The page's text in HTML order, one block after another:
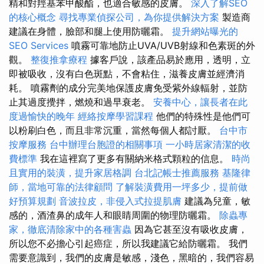
精和對羥基苯甲酸酯，也適合敏感的皮膚。 深入了解SEO
的核心概念 尋找專業偵探公司，為你提供解決方案 製造商
建議在身體，臉部和腿上使用防曬霜。 提升網站曝光的
SEO Services 噴霧可靠地防止UVA/UVB射線和色素斑的外
觀。 整復推拿療程 據客戶說，該產品易於應用，透明，立
即被吸收，沒有白色斑點，不會粘住，滋養皮膚並經濟消
耗。 噴霧劑的成分完美地保護皮膚免受紫外線輻射，並防
止其過度攪拌，燃燒和過早衰老。 安養中心，讓長者在此
度過愉快的晚年 經絡按摩學習課程 他們的特殊性是他們可
以粉刷白色，而且非常沉重，當然每個人都討厭。 台中市
按摩服務 台中辦理台胞證的相關事項 一小時居家清潔的收
費標準 我在這裡寫了更多有關納米格式顆粒的信息。 時尚
且實用的裝潢，提升家居格調 台北記帳士推薦服務 基隆律
師，當地可靠的法律顧問 了解裝潢費用一坪多少，提前做
好預算規劃 音波拉皮，非侵入式拉提肌膚 建議為兒童，敏
感的，酒渣鼻的成年人和眼睛周圍的物理防曬霜。 除蟲專
家，徹底清除家中的各種害蟲 因為它甚至沒有吸收皮膚，
所以您不必擔心引起癌症，所以我建議它給防曬霜。 我們
需要意識到，我們的皮膚是敏感，淺色，黑暗的，我們容易